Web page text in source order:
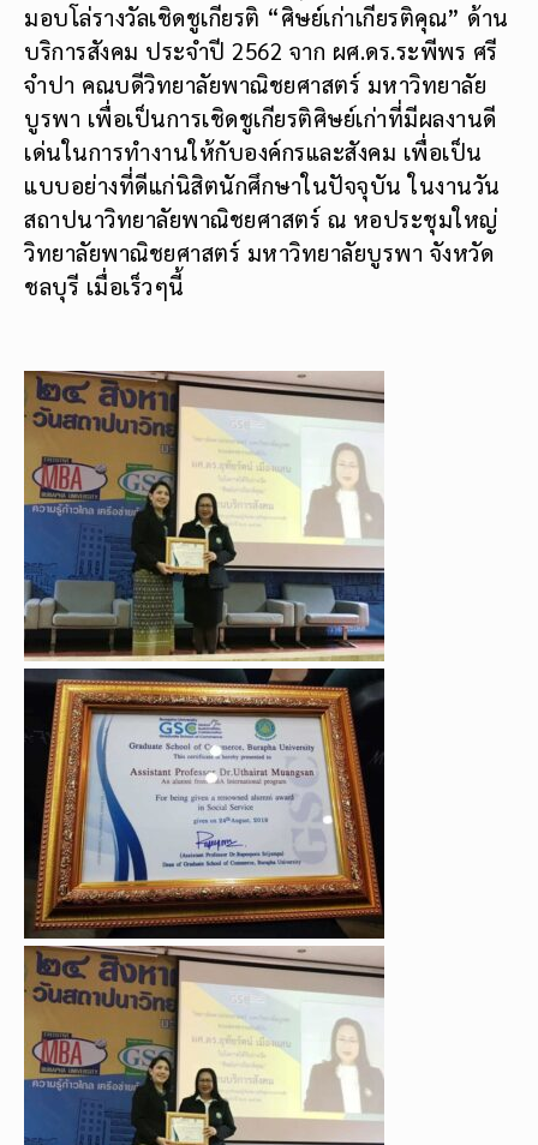
มอบโล่รางวัลเชิดชูเกียรติ “ศิษย์เก่าเกียรติคุณ” ด้าน
บริการสังคม ประจำปี 2562 จาก ผศ.ดร.ระพีพร ศรี
จำปา คณบดีวิทยาลัยพาณิชยศาสตร์ มหาวิทยาลัย
บูรพา เพื่อเป็นการเชิดชูเกียรติศิษย์เก่าที่มีผลงานดี
เด่นในการทำงานให้กับองค์กรและสังคม เพื่อเป็น
แบบอย่างที่ดีแก่นิสิตนักศึกษาในปัจจุบัน ในงานวัน
สถาปนาวิทยาลัยพาณิชยศาสตร์ ณ หอประชุมใหญ่
วิทยาลัยพาณิชยศาสตร์ มหาวิทยาลัยบูรพา จังหวัด
ชลบุรี เมื่อเร็วๆนี้